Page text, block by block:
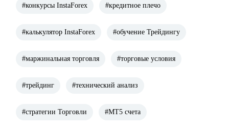
#конкурсы InstaForex #кредитное плечо
#калькулятор InstaForex #обучение Трейдингу
#маржинальная торговля #торговые условия
#трейдинг #технический анализ
#стратегии Торговли #МТ5 счета